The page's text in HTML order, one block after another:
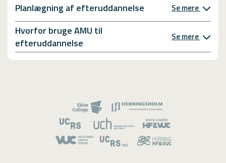
Planlægning af efteruddannelse Se mere
Hvorfor bruge AMU til
efteruddannelse
Se mere